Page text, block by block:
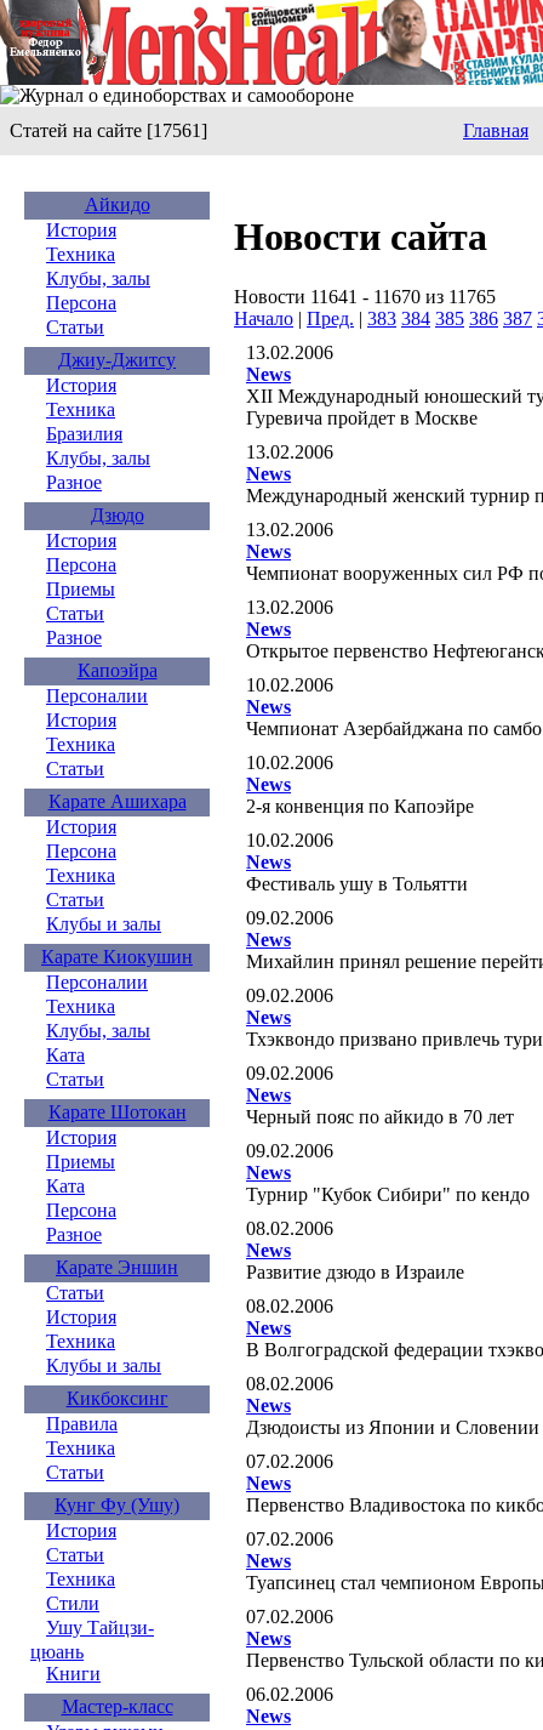
Статей на сайте [17561] Главная
Айкидо
История
Техника
Клубы, залы
Персона
Статьи
Джиу-Джитсу
История
Техника
Бразилия
Клубы, залы
Разное
Дзюдо
История
Персона
Приемы
Статьи
Разное
Капоэйра
Персоналии
История
Техника
Статьи
Карате Ашихара
История
Персона
Техника
Статьи
Клубы и залы
Карате Киокушин
Персоналии
Техника
Клубы, залы
Ката
Статьи
Карате Шотокан
История
Приемы
Ката
Персона
Разное
Карате Эншин
Статьи
История
Техника
Клубы и залы
Кикбоксинг
Правила
Техника
Статьи
Кунг Фу (Ушу)
История
Статьи
Техника
Стили
Ушу Тайцзи-
цюань
Книги
Мастер-класс
Новости сайта
Новости 11641 - 11670 из 11765
Начало | Пред. | 383 384 385 386 387
13.02.2006
News
XII Международный юношеский
Гуревича пройдет в Москве
13.02.2006
News
Международный женский турнир
13.02.2006
News
Чемпионат вооруженных сил РФ
13.02.2006
News
Открытое первенство
10.02.2006
News
Чемпионат Азербайджана по самбо
10.02.2006
News
2-я конвенция по Капоэйре
10.02.2006
News
Фестиваль ушу в Тольятти
09.02.2006
News
Михайлин принял решение
09.02.2006
News
Тхэквондо призвано привлечь
09.02.2006
News
Черный пояс по айкидо в 70 лет
09.02.2006
News
Турнир "Кубок Сибири" по кендо
08.02.2006
News
Развитие дзюдо в Израиле
08.02.2006
News
В Волгоградской федерации
08.02.2006
News
Дзюдоисты из Японии и Словении
07.02.2006
News
Первенство Владивостока по
07.02.2006
News
Туапсинец стал чемпионом
07.02.2006
News
Первенство Тульской области по
06.02.2006
News